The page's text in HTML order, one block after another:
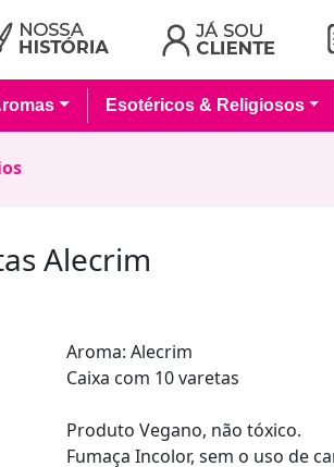
Esotéricos & Religiosos
Alecrim
Aroma: Alecrim
Caixa com 10 varetas
Produto Vegano, não tóxico.
Fumaça Incolor, sem o uso de